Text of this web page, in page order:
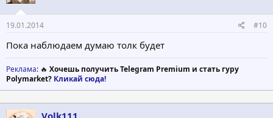
19.01.2014 #10
Пока наблюдаем думаю толк будет
Реклама: 🔥 Хочешь получить Telegram Premium и стать гуру
Polymarket? Кликай сюда!